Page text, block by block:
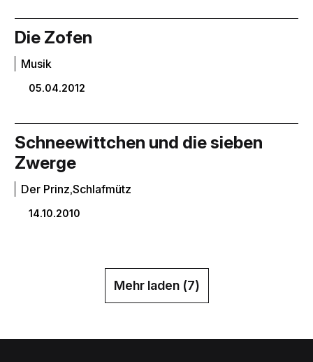
Die Zofen
Musik
05.04.2012
Schneewittchen und die sieben
Zwerge
Der Prinz,Schlafmütz
14.10.2010
Mehr laden (7)